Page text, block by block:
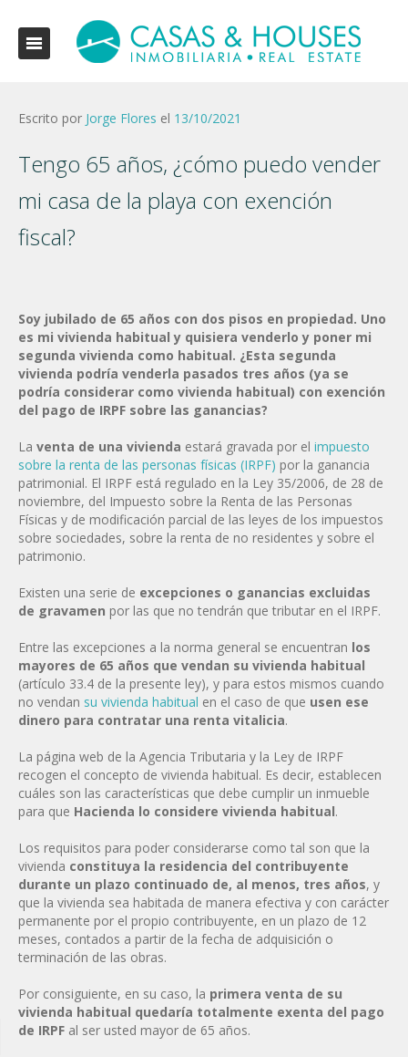
Escrito por Jorge Flores el 13/10/2021
Tengo 65 años, ¿cómo puedo vender
mi casa de la playa con exención
fiscal?
Soy jubilado de 65 años con dos pisos en propiedad. Uno
es mi vivienda habitual y quisiera venderlo y poner mi
segunda vivienda como habitual. ¿Esta segunda
vivienda podría venderla pasados tres años (ya se
podría considerar como vivienda habitual) con exención
del pago de IRPF sobre las ganancias?
La venta de una vivienda estará gravada por el impuesto
sobre la renta de las personas físicas (IRPF) por la ganancia
patrimonial. El IRPF está regulado en la Ley 35/2006, de 28 de
noviembre, del Impuesto sobre la Renta de las Personas
Físicas y de modificación parcial de las leyes de los impuestos
sobre sociedades, sobre la renta de no residentes y sobre el
patrimonio.
Existen una serie de excepciones o ganancias excluidas
de gravamen por las que no tendrán que tributar en el IRPF.
Entre las excepciones a la norma general se encuentran los
mayores de 65 años que vendan su vivienda habitual
(artículo 33.4 de la presente ley), y para estos mismos cuando
no vendan su vivienda habitual en el caso de que usen ese
dinero para contratar una renta vitalicia.
La página web de la Agencia Tributaria y la Ley de IRPF
recogen el concepto de vivienda habitual. Es decir, establecen
cuáles son las características que debe cumplir un inmueble
para que Hacienda lo considere vivienda habitual.
Los requisitos para poder considerarse como tal son que la
vivienda constituya la residencia del contribuyente
durante un plazo continuado de, al menos, tres años, y
que la vivienda sea habitada de manera efectiva y con carácter
permanente por el propio contribuyente, en un plazo de 12
meses, contados a partir de la fecha de adquisición o
terminación de las obras.
Por consiguiente, en su caso, la primera venta de su
vivienda habitual quedaría totalmente exenta del pago
de IRPF al ser usted mayor de 65 años.